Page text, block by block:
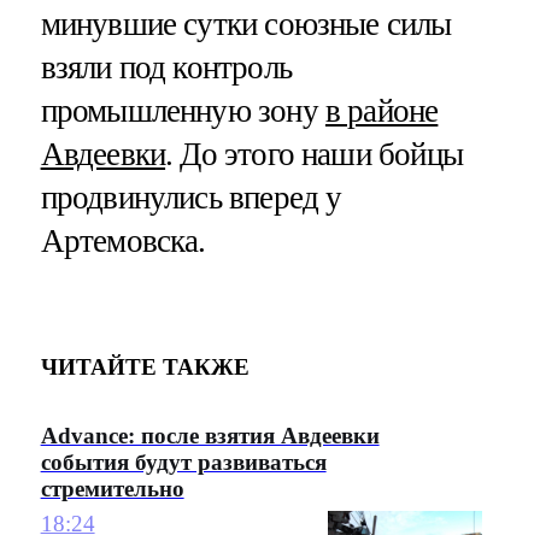
минувшие сутки союзные силы
взяли под контроль
промышленную зонув районе
Авдеевки. До этого наши бойцы
продвинулись вперед у
Артемовска.
ЧИТАЙТЕ ТАКЖЕ
Advance: после взятия Авдеевки
события будут развиваться
стремительно
18:24